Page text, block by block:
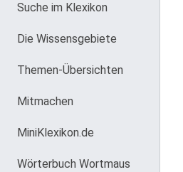
Suche im Klexikon
Die Wissensgebiete
Themen-Übersichten
Mitmachen
MiniKlexikon.de
Wörterbuch Wortmaus